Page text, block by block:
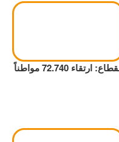
ارتقاء 72.740 مواطناً